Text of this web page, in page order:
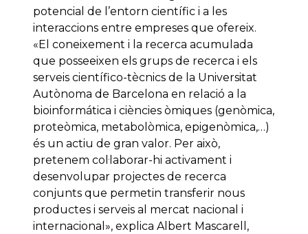
potencial de l’entorn científic i a les
interaccions entre empreses que ofereix.
«El coneixement i la recerca acumulada
que posseeixen els grups de recerca i els
serveis científico-tècnics de la Universitat
Autònoma de Barcelona en relació a la
bioinformática i ciències òmiques (genòmica,
proteòmica, metabolòmica, epigenòmica,…)
és un actiu de gran valor. Per això,
pretenem col·laborar-hi activament i
desenvolupar projectes de recerca
conjunts que permetin transferir nous
productes i serveis al mercat nacional i
internacional», explica Albert Mascarell,